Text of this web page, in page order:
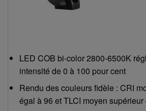
LED COB bi-color 2800-6500K
intensité de 0 à 100 pour cent
Rendu des couleurs fidèle : CRI
égal à 96 et TLCI moyen